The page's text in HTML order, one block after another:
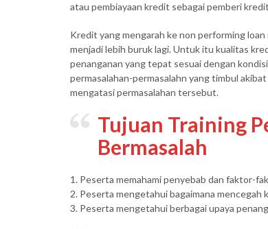
atau pembiayaan kredit sebagai pemberi
Kredit yang mengarah ke non performing
menjadi lebih buruk lagi. Untuk itu kualitas
penanganan yang tepat sesuai dengan
permasalahan-permasalahn yang timbul
mengatasi permasalahan tersebut.
Tujuan Training
Bermasalah
1. Peserta memahami penyebab dan faktor-
2. Peserta mengetahui bagaimana mencegah
3. Peserta mengetahui berbagai upaya